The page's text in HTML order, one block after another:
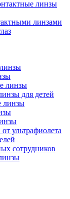
линзы
линзами
линзы
для детей
линзы
ультрафиолета
сотрудников